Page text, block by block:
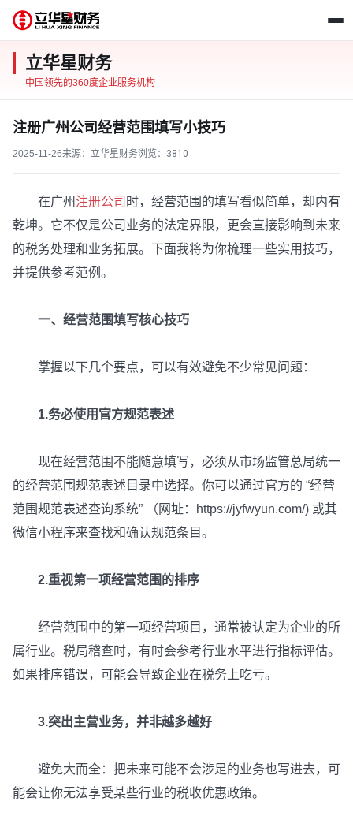
立华星财务
中国领先的360度企业服务机构
注册广州公司经营范围填写小技巧
2025-11-26来源：立华星财务浏览： 3810
在广州 注册公司 时，经营范围的填写看似简单，却内有
乾坤。它不仅是公司业务的法定界限，更会直接影响到未来
的税务处理和业务拓展。下面我将为你梳理一些实用技巧，
并提供参考范例。
一、经营范围填写核心技巧
掌握以下几个要点，可以有效避免不少常见问题：
1.务必使用官方规范表述
现在经营范围不能随意填写，必须从市场监管总局统一
的经营范围规范表述目录中选择。你可以通过官方的 “经营
范围规范表述查询系统” （网址：https://jyfwyun.com/) 或其
微信小程序来查找和确认规范条目。
2.重视第一项经营范围的排序
经营范围中的第一项经营项目，通常被认定为企业的所
属行业。税局稽查时，有时会参考行业水平进行指标评估。
如果排序错误，可能会导致企业在税务上吃亏。
3.突出主营业务，并非越多越好
避免大而全：把未来可能不会涉足的业务也写进去，可
能会让你无法享受某些行业的税收优惠政策。